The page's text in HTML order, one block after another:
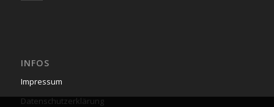
INFOS
Impressum
Datenschutzerklärung